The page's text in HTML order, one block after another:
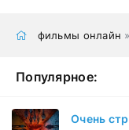
фильмы онлайн
Популярное:
Очень